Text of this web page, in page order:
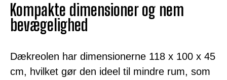
Kompakte dimensioner og nem
bevægelighed
Dækreolen har dimensionerne 118 x 100 x 45
cm, hvilket gør den ideel til mindre rum, som